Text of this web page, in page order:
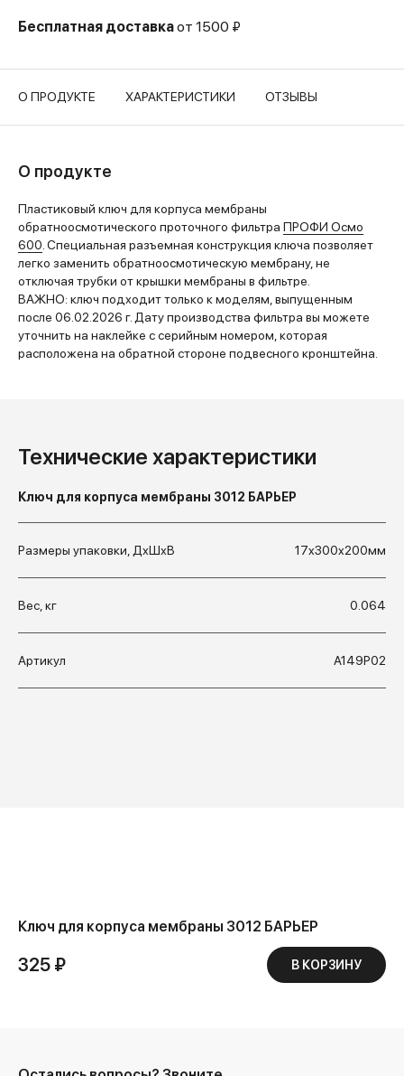
Бесплатная доставкаот 1500 ₽
О ПРОДУКТЕ ХАРАКТЕРИСТИКИ ОТЗЫВЫ
О продукте
Пластиковый ключ для корпуса мембраны
обратноосмотического проточного фильтра ПРОФИ Осмо
600 . Специальная разъемная конструкция ключа позволяет
легко заменить обратноосмотическую мембрану, не
отключая трубки от крышки мембраны в фильтре.
ВАЖНО: ключ подходит только к моделям, выпущенным
после 06.02.2026 г. Дату производства фильтра вы можете
уточнить на наклейке с серийным номером, которая
расположена на обратной стороне подвесного кронштейна.
Технические характеристики
Ключ для корпуса мембраны 3012 БАРЬЕР
Размеры упаковки, ДхШхВ 17x300x200мм
Вес, кг 0.064
Артикул А149Р02
Ключ для корпуса мембраны 3012 БАРЬЕР
325 ₽ В КОРЗИНУ